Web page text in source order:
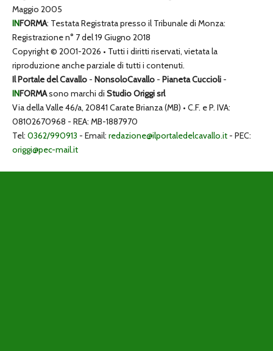
Maggio 2005
INFORMA: Testata Registrata presso il Tribunale di Monza:
Registrazione n° 7 del 19 Giugno 2018
Copyright © 2001-2026 • Tutti i diritti riservati, vietata la
riproduzione anche parziale di tutti i contenuti.
Il Portale del Cavallo - NonsoloCavallo - Pianeta Cuccioli -
INFORMAsono marchi di Studio Origgi srl
Via della Valle 46/a, 20841 Carate Brianza (MB) • C.F. e P. IVA:
08102670968 - REA: MB-1887970
Tel: 0362/990913 - Email: redazione@ilportaledelcavallo.it - PEC:
origgi@pec-mail.it